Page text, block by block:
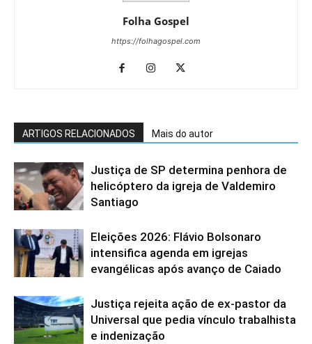
Folha Gospel
https://folhagospel.com
ARTIGOS RELACIONADOS Mais do autor
Justiça de SP determina penhora de
helicóptero da igreja de Valdemiro
Santiago
Eleições 2026: Flávio Bolsonaro
intensifica agenda em igrejas
evangélicas após avanço de Caiado
Justiça rejeita ação de ex-pastor da
Universal que pedia vínculo trabalhista
e indenização